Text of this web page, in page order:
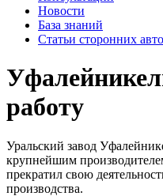
Новости
База знаний
Статьи сторонних
работу
Уральский завод
крупнейшим
прекратил свою
производства.